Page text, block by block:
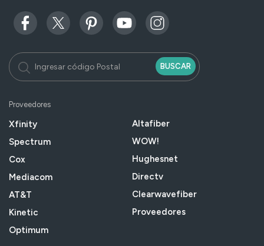
BUSCAR
Proveedores
Xfinity
Spectrum
Cox
Mediacom
AT&T
Kinetic
Optimum
Altafiber
WOW!
Hughesnet
Directv
Clearwavefiber
Proveedores